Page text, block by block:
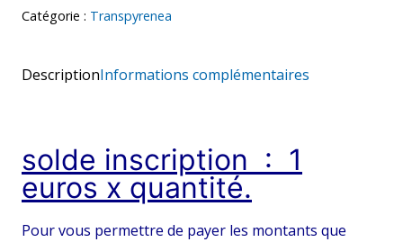
TRANSPYRENEA
x
Catégorie : Transpyrenea
DescriptionInformations complémentaires
solde inscription : 1
euros x quantité.
Pour vous permettre de payer les montants que